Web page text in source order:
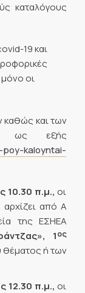
καταλόγους
19 και
οι
και των
ως εξής
kaloyntai-
10.30 π.μ., οι
από A
της ΕΣΗΕΑ
1ος
θέματος ή των
12.30 π.μ., οι